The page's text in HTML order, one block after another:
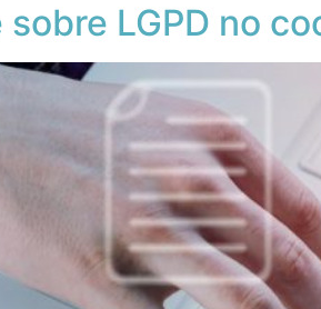
sobre LGPD no